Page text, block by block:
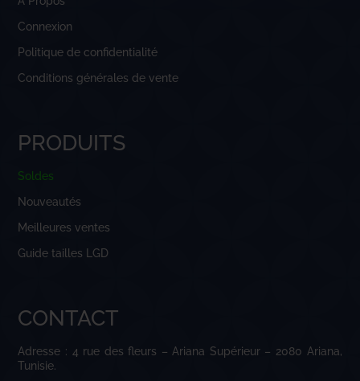
Connexion
Politique de confidentialité
Conditions générales de vente
PRODUITS
Soldes
Nouveautés
Meilleures ventes
Guide tailles LGD
CONTACT
Adresse : 4 rue des fleurs – Ariana Supérieur – 2080 Ariana,
Tunisie.